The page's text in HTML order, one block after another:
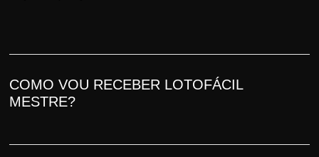
COMO VOU RECEBER LOTOFÁCIL
MESTRE?